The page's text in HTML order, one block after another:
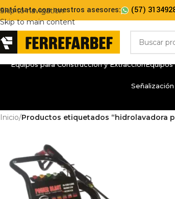
Skip to navigation
Skip to main content
con nuestros asesores: (57)
Equipos para Construcción y ExtracciónEquipos
Inicio/Productos etiquetados “hidrolavadora